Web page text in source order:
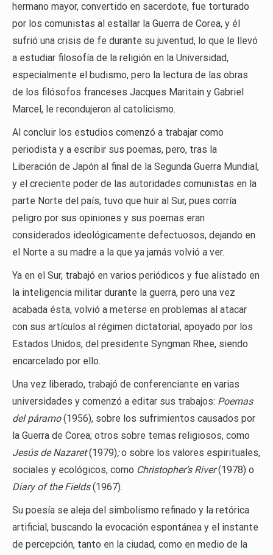
hermano mayor, convertido en sacerdote, fue torturado
por los comunistas al estallar la Guerra de Corea, y él
sufrió una crisis de fe durante su juventud, lo que le llevó
a estudiar filosofía de la religión en la Universidad,
especialmente el budismo, pero la lectura de las obras
de los filósofos franceses Jacques Maritain y Gabriel
Marcel, le recondujeron al catolicismo.
Al concluir los estudios comenzó a trabajar como
periodista y a escribir sus poemas, pero, tras la
Liberación de Japón al final de la Segunda Guerra Mundial,
y el creciente poder de las autoridades comunistas en la
parte Norte del país, tuvo que huir al Sur, pues corría
peligro por sus opiniones y sus poemas eran
considerados ideológicamente defectuosos, dejando en
el Norte a su madre a la que ya jamás volvió a ver.
Ya en el Sur, trabajó en varios periódicos y fue alistado en
la inteligencia militar durante la guerra, pero una vez
acabada ésta, volvió a meterse en problemas al atacar
con sus artículos al régimen dictatorial, apoyado por los
Estados Unidos, del presidente Syngman Rhee, siendo
encarcelado por ello.
Una vez liberado, trabajó de conferenciante en varias
universidades y comenzó a editar sus trabajos: Poemas
del páramo(1956), sobre los sufrimientos causados por
la Guerra de Corea; otros sobre temas religiosos, como
Jesús de Nazaret(1979);o sobre los valores espirituales,
sociales y ecológicos, como Christopher’s River(1978) o
Diary of the Fields(1967).
Su poesía se aleja del simbolismo refinado y la retórica
artificial, buscando la evocación espontánea y el instante
de percepción, tanto en la ciudad, como en medio de la